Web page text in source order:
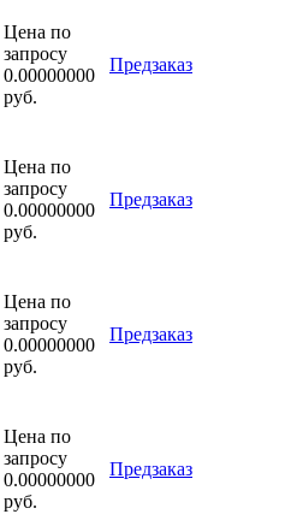
Цена по
запросу
0.00000000
руб.
Предзаказ
Цена по
запросу
0.00000000
руб.
Предзаказ
Цена по
запросу
0.00000000
руб.
Предзаказ
Цена по
запросу
0.00000000
руб.
Предзаказ